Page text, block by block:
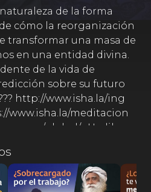
de la forma
cómo la reorganización
transformar una masa de
en una entidad divina.
de la vida de
sobre su futuro
http://www.isha.la/ing
www.isha.la/meditacion
global/... Un libro
tratando de traducir
de la mejor forma
entendimiento.